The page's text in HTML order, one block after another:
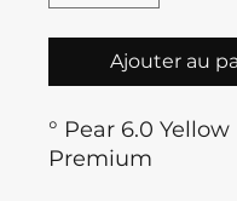
Ajouter au
° Pear 6.0 Yellow
Premium